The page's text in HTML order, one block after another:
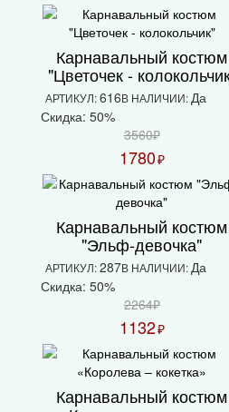
Карнавальный костюм
"Цветочек -
АРТИКУЛ:616В НАЛИЧИИ: Да
Скидка: 50%
3560₽
1780₽
Карнавальный костюм
"Эльф-девочка"
АРТИКУЛ:287В НАЛИЧИИ: Да
Скидка: 50%
2264₽
1132₽
Карнавальный костюм